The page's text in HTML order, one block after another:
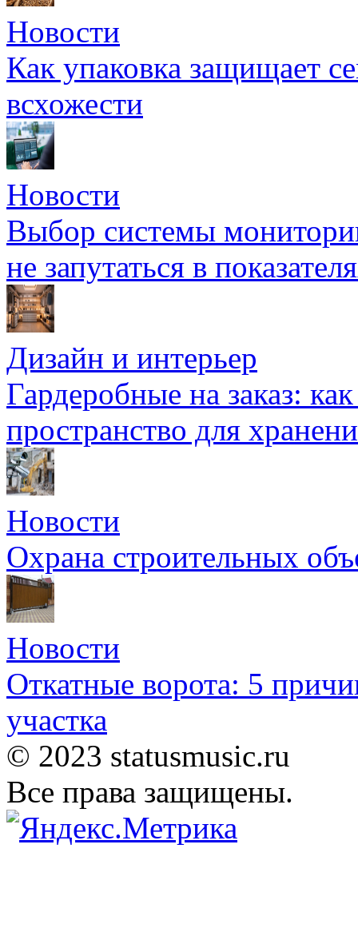
Новости
Как упаковка защищает
всхожести
Новости
Выбор системы
не запутаться в
Дизайн и интерьер
Гардеробные на заказ:
пространство для
Новости
Охрана строительных
Новости
Откатные ворота: 5
участка
© 2023 statusmusic.ru
Все права защищены.